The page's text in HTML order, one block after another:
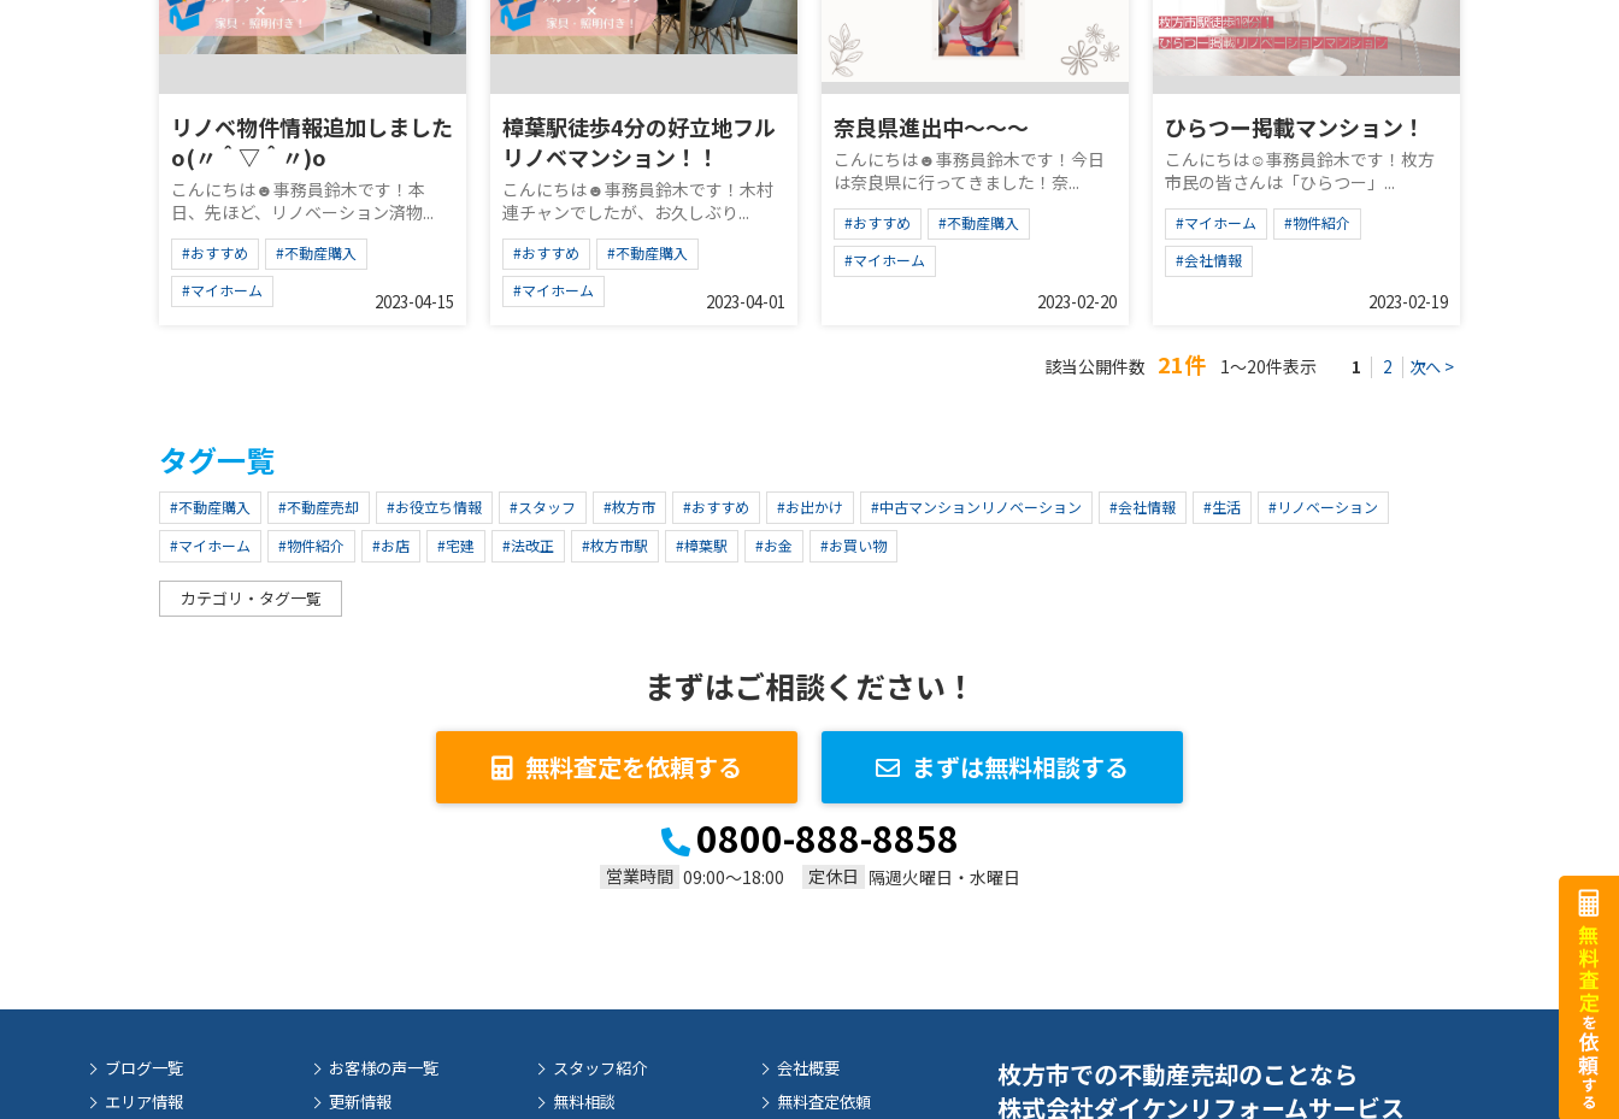
リノベ物件情報追加しました
o(〃＾▽＾〃)o
こんにちは☻事務員鈴木です！本
日、先ほど、リノベーション済物...
#おすすめ
#不動産購入
#マイホーム
2023-04-15
樟葉駅徒歩4分の好立地フル
リノベマンション！！
こんにちは☻事務員鈴木です！木村
連チャンでしたが、お久しぶり...
#おすすめ
#不動産購入
#マイホーム
2023-04-01
奈良県進出中～～～
こんにちは☻事務員鈴木です！今日
は奈良県に行ってきました！奈...
#おすすめ
#不動産購入
#マイホーム
2023-02-20
ひらつー掲載マンション！
こんにちは☺︎事務員鈴木です！枚方
市民の皆さんは「ひらつー」...
#マイホーム
#物件紹介
#会社情報
2023-02-19
該当公開件数 21件 1～20件表示 1 2 次へ >
タグ一覧
#不動産購入 #不動産売却 #お役立ち情報 #スタッフ #枚方市 #おすすめ #お出かけ #中古マンションリノベーション #会社情報 #生活
#リノベーション
#マイホーム
#物件紹介 #お店 #宅建 #法改正 #枚方市駅 #樟葉駅 #お金 #お買い物
カテゴリ・タグ一覧
まずはご相談ください！
無料査定を依頼する まずは無料相談する
0800-888-8858
営業時間 09:00～18:00 定休日 隔週火曜日・水曜日
ブログ一覧
エリア情報
お客様の声一覧
更新情報
スタッフ紹介
無料相談
会社概要
無料査定依頼
枚方市での不動産売却のことなら
株式会社ダイケンリフォームサービス